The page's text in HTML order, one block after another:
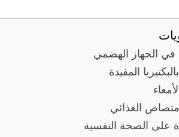
في الجهاز الهضمي
المفيدة
الغذائي
على الصحة النفسية